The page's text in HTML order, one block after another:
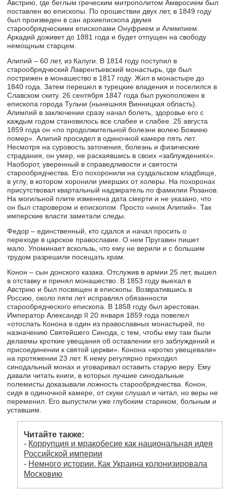
Австрию, где беглым греческим митрополитом Амвросием был
поставлен во епископы. По прошествии двух лет, в 1849 году
был произведен в сан архиепископа двумя
старообрядческими епископами Онуфрием и Алимпием.
Аркадий доживет до 1881 года и будет отпущен на свободу
немощным старцем.
Алипий – 60 лет, из Калуги. В 1814 году поступил в
старообрядческий Лаврентьевский монастырь, где был
пострижен в монашество в 1817 году. Жил в монастыре до
1840 года. Затем перешел в турецкие владения и поселился в
Славском скиту. 26 сентября 1847 года был рукоположен в
епископа города Тульчи (нынешняя Винницкая область).
Алимпий в заключении сразу начал болеть, здоровье его с
каждым годом становилось все слабее и слабее. 25 августа
1859 года он «по продолжительной болезни волею Божиею
помер». Алипий просидел в одиночной камере пять лет.
Несмотря на суровость заточения, болезнь и физические
страдания, он умер, не раскаявшись в своих «заблуждениях».
Наоборот, уверенный в справедливости и святости
старообрядчества. Его похоронили на суздальском кладбище,
в углу, в котором хоронили умерших от холеры. На похоронах
присутствовал квартальный надзиратель по фамилии Розанов.
На могильной плите изменена дата смерти и не указано, что
он был старовером и епископом. Просто «инок Алипий». Так
имперские власти заметали следы.
Федор – единственный, кто сдался и начал просить о
переходе в царское православие. О нем Пругавин пишет
мало. Упоминает вскользь, что ему не верили и с большим
трудом разрешили посещать храм.
Конон – сын донского казака. Отслужив в армии 25 лет, вышел
в отставку и принял монашество. В 1853 году выехал в
Австрию и был посвящен в епископы. Возвратившись в
Россию, около пяти лет исправлял обязанности
старообрядческого епископа. В 1858 году был арестован.
Император Александр II 20 января 1859 года повелел
«отослать Конона в один из православных монастырей, по
назначению Святейшего Синода, с тем, чтобы ему там были
делаемы кроткие увещания об оставлении его заблуждений и
присоединении к святой церкви». Конона «кротко увещевали»
на протяжении 23 лет. К нему регулярно приходил
синодальный монах и уговаривал оставить старую веру. Ему
давали читать книги, в которых лучшие синодальные
полемисты доказывали ложность старообрядчества. Конон,
сидя в одиночной камере, от скуки слушал и читал, но веры не
переменил. Его выпустили уже глубоким стариком, больным и
уставшим.
Читайте также:
- Коррупция и мракобесие как национальная идея
Российской империи
- Немного истории. Как Украина колонизировала
Московию